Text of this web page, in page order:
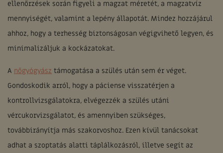
ellenőrzések során figyeli a magzat méretét, a magzatvíz
mennyiségét, valamint a lepény állapotát. Mindez hozzájárul
ahhoz, hogy a terhesség biztonságosan végigvihető legyen, és
minimalizáljuk a kockázatokat.
A nőgyógyász támogatása a szülés után sem ér véget.
Gondoskodik arról, hogy a páciense visszatérjen a
kontrollvizsgálatokra, elvégezzék a szülés utáni
vércukorvizsgálatot, és amennyiben szükséges,
továbbirányítja más szakorvoshoz. Ezen kívül tanácsokat
adhat a szoptatás alatti táplálkozásról, illetve segít az